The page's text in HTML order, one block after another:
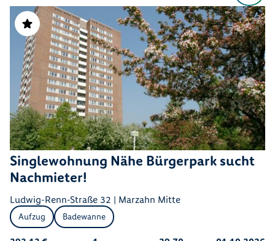
Singlewohnung Nähe Bürgerpark sucht
Nachmieter!
Ludwig-Renn-Straße 32 | Marzahn Mitte
Aufzug Badewanne